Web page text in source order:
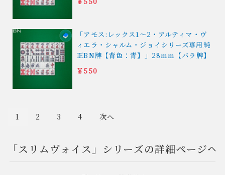
「アモス:レックス1〜2・アルティマ・ヴ
ィエラ・シャルム・ジョイシリーズ専用純
正BN牌【背色：青】」28mm【バラ牌】
￥550
1 2 3 4 次へ
「スリムヴォイス」シリーズの詳細ページへ